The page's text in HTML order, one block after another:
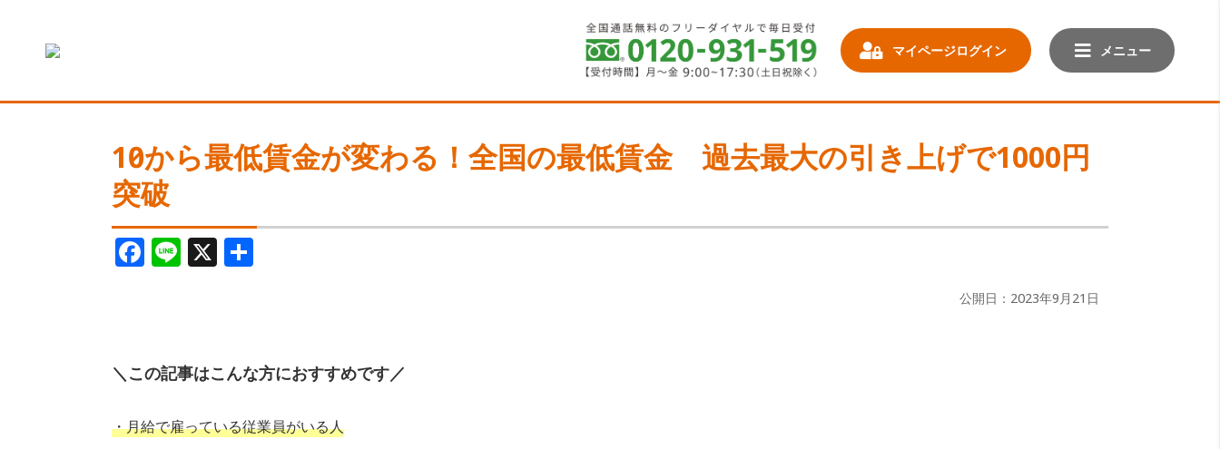
マイページログイン メニュー
10月から最低賃金が変わる！全国の最低賃金 過去最大の引き上げで1000円
突破
F
a
b
o
Li
n
X
公開日：2023年9月21日
＼この記事はこんな方におすすめです／
・月給で雇っている従業員がいる人